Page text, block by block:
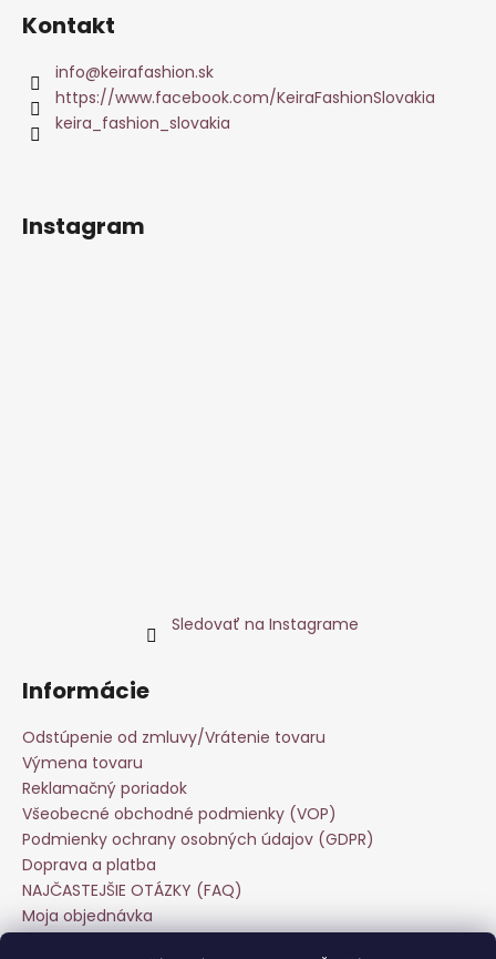
Kontakt
info@keirafashion.sk
https://www.facebook.com/KeiraFashionSlovakia
keira_fashion_slovakia
Instagram
Sledovať na Instagrame
Informácie
Odstúpenie od zmluvy/Vrátenie tovaru
Výmena tovaru
Reklamačný poriadok
Všeobecné obchodné podmienky (VOP)
Podmienky ochrany osobných údajov (GDPR)
Doprava a platba
NAJČASTEJŠIE OTÁZKY (FAQ)
Moja objednávka